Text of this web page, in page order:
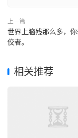
上一篇
世界上脑残那么多，
佼者。
相关推荐